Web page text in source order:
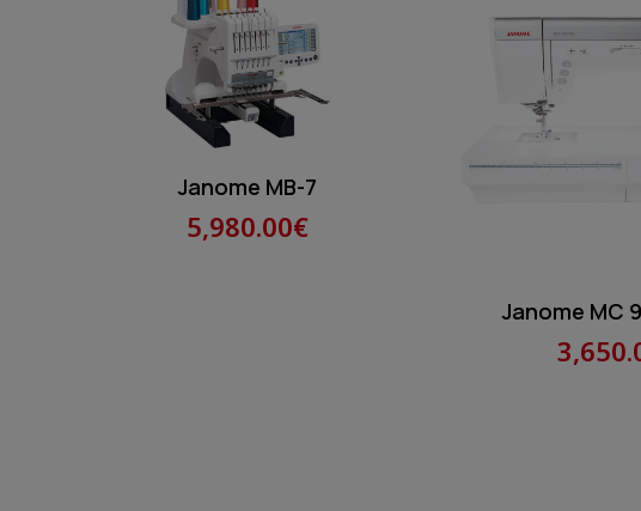
Janome MB-7
5,980.00€
Janome MC